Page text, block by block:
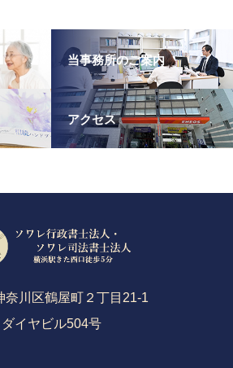
当事務所のご案内
アクセス
奈川区鶴屋町２丁目21-1
ダイヤビル504号